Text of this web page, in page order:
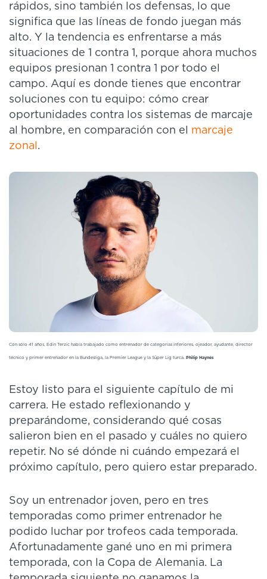
rápidos, sino también los defensas, lo que
significa que las líneas de fondo juegan más
alto. Y la tendencia es enfrentarse a más
situaciones de 1 contra 1, porque ahora muchos
equipos presionan 1 contra 1 por todo el
campo. Aquí es donde tienes que encontrar
soluciones con tu equipo: cómo crear
oportunidades contra los sistemas de marcaje
al hombre, en comparación con el marcaje
zonal .
Con sólo 41 años, Edin Terzic había trabajado como entrenador de categorías inferiores, ojeador, ayudante, director
técnico y primer entrenador en la Bundesliga, la Premier League y la Süper Lig turca. Philip Haynes
Estoy listo para el siguiente capítulo de mi
carrera. He estado reflexionando y
preparándome, considerando qué cosas
salieron bien en el pasado y cuáles no quiero
repetir. No sé dónde ni cuándo empezará el
próximo capítulo, pero quiero estar preparado.
Soy un entrenador joven, pero en tres
temporadas como primer entrenador he
podido luchar por trofeos cada temporada.
Afortunadamente gané uno en mi primera
temporada, con la Copa de Alemania. La